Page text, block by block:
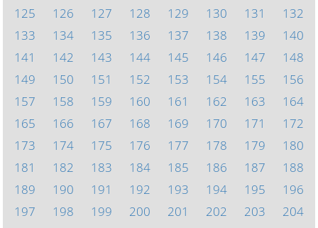
125
126 127 128 129 130 131
132
133
134 135 136 137 138 139
140
141
142 143 144 145 146 147
148
149
150 151 152 153 154 155
156
157
158 159 160 161 162 163
164
165
166 167 168 169 170 171
172
173
174 175 176 177 178 179
180
181
182 183 184 185 186 187
188
189
190 191 192 193 194 195
196
197
198 199 200 201 202 203
204